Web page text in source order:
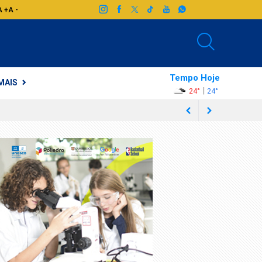
+A -
Tempo Hoje
24° 24°